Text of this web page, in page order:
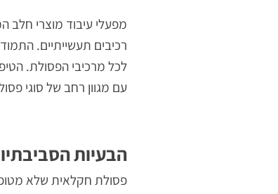
וריחות חזקים. הקשר
מחמירות.
מפעלי עיבוד מוצרי חלב
עם מגוון רחב של סוגי פסולת.